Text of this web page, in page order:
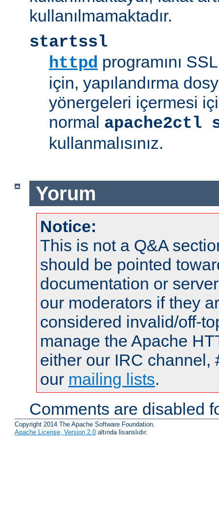
kullanılmamaktadır.
startssl
httpd programını
için, yapılandırma
yönergeleri içermesi
normal apache2ctl
kullanmalısınız.
Yorum
Notice:
This is not a Q&A
should be pointed
documentation or
our moderators if they
considered invalid/off-
manage the Apache
either our IRC channel,
our mailing lists.
Comments are disabled
Copyright 2014 The Apache Software Foundation.
Apache License, Version 2.0 altında lisanslıdır.